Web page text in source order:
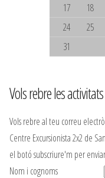
17
18
24
25
31
Vols rebre les
Vols rebre al teu correu
Centre Excursionista 2x2 de
el botó subscriure'm per
Nom i cognoms